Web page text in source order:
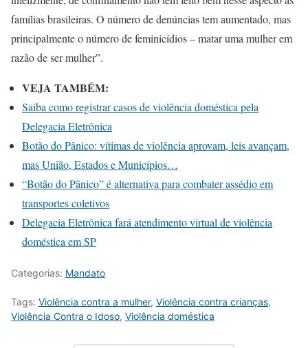
famílias brasileiras. O número de denúncias tem aumentado, mas
principalmente o número de feminicídios – matar uma mulher em
razão de ser mulher”.
VEJA TAMBÉM:
Saiba como registrar casos de violência doméstica pela
Delegacia Eletrônica
Botão do Pânico: vítimas de violência aprovam, leis avançam,
mas União, Estados e Municípios…
“Botão do Pânico” é alternativa para combater assédio em
transportes coletivos
Delegacia Eletrônica fará atendimento virtual de violência
doméstica em SP
Categorias: Mandato
Tags: Violência contra a mulher, Violência contra crianças,
Violência Contra o Idoso, Violência doméstica